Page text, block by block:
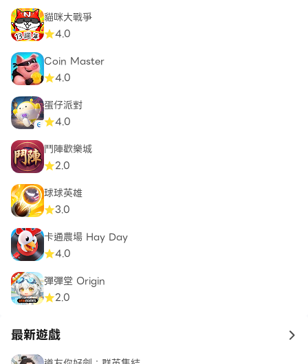
貓咪大戰爭
4.0
Coin Master
4.0
蛋仔派對
4.0
鬥陣歡樂城
2.0
球球英雄
3.0
卡通農場 Hay Day
4.0
彈彈堂 Origin
2.0
最新遊戲 to